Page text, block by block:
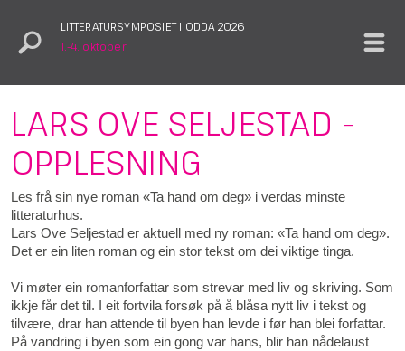
LITTERATURSYMPOSIET I ODDA 2026
1.–4. oktober
LARS OVE SELJESTAD -
OPPLESNING
Les frå sin nye roman «Ta hand om deg» i verdas minste
litteraturhus.
Lars Ove Seljestad er aktuell med ny roman: «Ta hand om deg».
Det er ein liten roman og ein stor tekst om dei viktige tinga.
Vi møter ein romanforfattar som strevar med liv og skriving. Som
ikkje får det til. I eit fortvila forsøk på å blåsa nytt liv i tekst og
tilvære, drar han attende til byen han levde i før han blei forfattar.
På vandring i byen som ein gong var hans, blir han nådelaust